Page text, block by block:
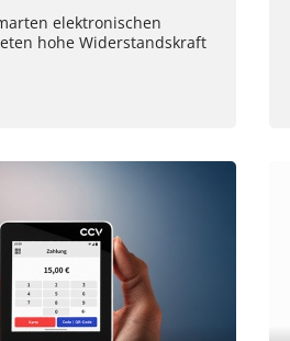
elektronischen
hohe Widerstandskraft